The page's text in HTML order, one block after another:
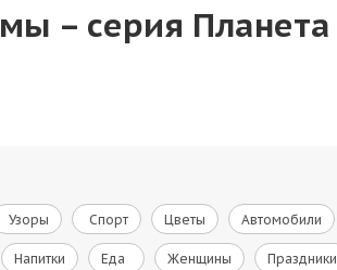
– cерия Планета
Узоры Спорт Цветы Автомобили
Напитки Еда Женщины Праздники